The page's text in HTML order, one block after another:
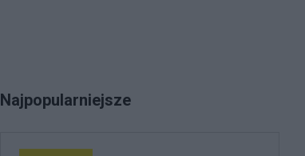
Najpopularniejsze